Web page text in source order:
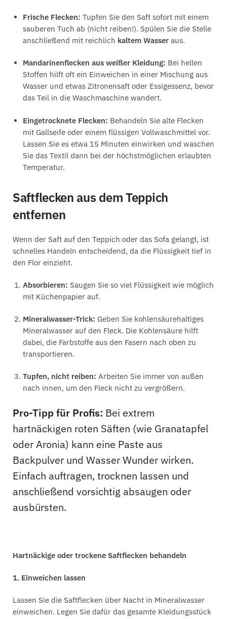
Frische Flecken: Tupfen Sie den Saft sofort mit einem
sauberen Tuch ab (nicht reiben!). Spülen Sie die Stelle
anschließend mit reichlich kaltem Wasser aus.
Mandarinenflecken aus weißer Kleidung: Bei hellen
Stoffen hilft oft ein Einweichen in einer Mischung aus
Wasser und etwas Zitronensaft oder Essigessenz, bevor
das Teil in die Waschmaschine wandert.
Eingetrocknete Flecken: Behandeln Sie alte Flecken
mit Gallseife oder einem flüssigen Vollwaschmittel vor.
Lassen Sie es etwa 15 Minuten einwirken und waschen
Sie das Textil dann bei der höchstmöglichen erlaubten
Temperatur.
Saftflecken aus dem Teppich
entfernen
Wenn der Saft auf den Teppich oder das Sofa gelangt, ist
schnelles Handeln entscheidend, da die Flüssigkeit tief in
den Flor einzieht.
Absorbieren: Saugen Sie so viel Flüssigkeit wie möglich
mit Küchenpapier auf.
Mineralwasser-Trick: Geben Sie kohlensäurehaltiges
Mineralwasser auf den Fleck. Die Kohlensäure hilft
dabei, die Farbstoffe aus den Fasern nach oben zu
transportieren.
Tupfen, nicht reiben: Arbeiten Sie immer von außen
nach innen, um den Fleck nicht zu vergrößern.
Pro-Tipp für Profis: Bei extrem
hartnäckigen roten Säften (wie Granatapfel
oder Aronia) kann eine Paste aus
Backpulver und Wasser Wunder wirken.
Einfach auftragen, trocknen lassen und
anschließend vorsichtig absaugen oder
ausbürsten.
Hartnäckige oder trockene Saftflecken behandeln
1. Einweichen lassen
Lassen Sie die Saftflecken über Nacht in Mineralwasser
einweichen. Legen Sie dafür das gesamte Kleidungsstück